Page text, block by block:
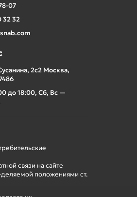
07
32 32
2с2 Москва,
до 18:00, Сб, Вс —
связи на сайте
положениями ст.